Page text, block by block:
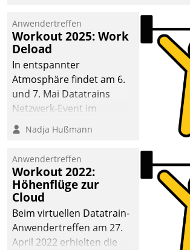
Anwendertreffen
Workout 2025: Work
Deload
In entspannter
Atmosphäre findet am 6.
und 7. Mai Datatrains
Netzwerk-Event im
Kunden- und Partnerkreis
statt. Zentrale Frage: Wie
Mammutprojekte
meistern und Workloads
wuppen – bei zunehmend
anspruchsvollen
Aufgaben und
abnehmendem
Nadja Hußmann
Anwendertreffen
Workout 2022:
Höhenflüge zur
Cloud
Beim virtuellen Datatrain-
Anwendertreffen am 27.
April 2022 erhielten die